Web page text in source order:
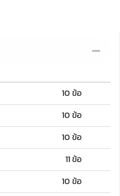
10 ข้อ
10 ข้อ
10 ข้อ
11 ข้อ
10 ข้อ